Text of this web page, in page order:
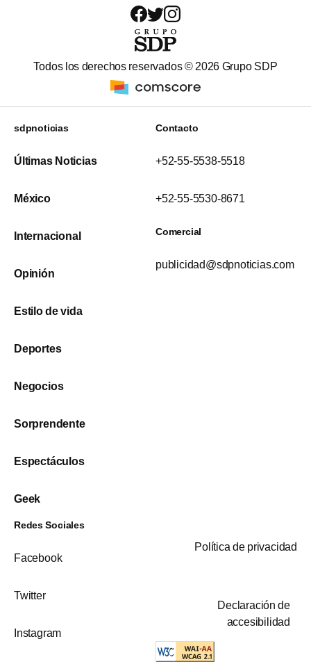
Todos los derechos reservados © 2026 Grupo SDP
sdpnoticias
Últimas Noticias
México
Internacional
Opinión
Estilo de vida
Deportes
Negocios
Sorprendente
Espectáculos
Geek
Contacto
+52-55-5538-5518
+52-55-5530-8671
Comercial
publicidad@sdpnoticias.com
Redes Sociales
Facebook
Twitter
Instagram
Política de privacidad
Declaración de
accesibilidad